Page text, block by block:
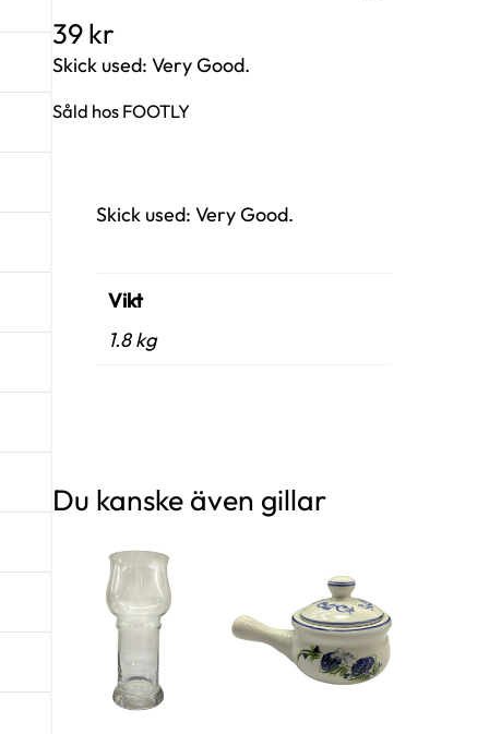
39kr
Skick used: Very Good.
Såld hos FOOTLY
Skick used: Very Good.
Vikt
1.8 kg
Du kanske även gillar